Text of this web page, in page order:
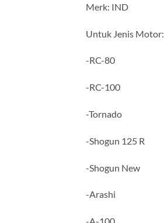
Merk: IND
Untuk Jenis Motor:
-RC-80
-RC-100
-Tornado
-Shogun 125 R
-Shogun New
-Arashi